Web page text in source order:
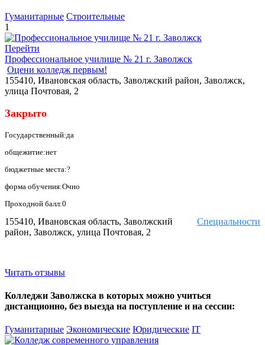
Гуманитарные Строительные
1
Перейти
Профессиональное училище № 21 г. Заволжск
Оцени колледж первым!
155410, Ивановская область, Заволжский район, Заволжск,
улица Почтовая, 2
Закрыто
Государственный:да
общежитие:нет
бюджетные места:?
форма обучения:Очно
Проходной балл:0
Специальности
155410, Ивановская область, Заволжский
район, Заволжск, улица Почтовая, 2
Читать отзывы
Колледжи Заволжска в которых можно учиться
дистанционно, без выезда на поступление и на сессии:
Гуманитарные Экономические Юридические IT